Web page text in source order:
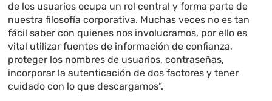
de los usuarios ocupa un rol central y forma parte de
nuestra filosofía corporativa. Muchas veces no es tan
fácil saber con quienes nos involucramos, por ello es
vital utilizar fuentes de información de confianza,
proteger los nombres de usuarios, contraseñas,
incorporar la autenticación de dos factores y tener
cuidado con lo que descargamos”.